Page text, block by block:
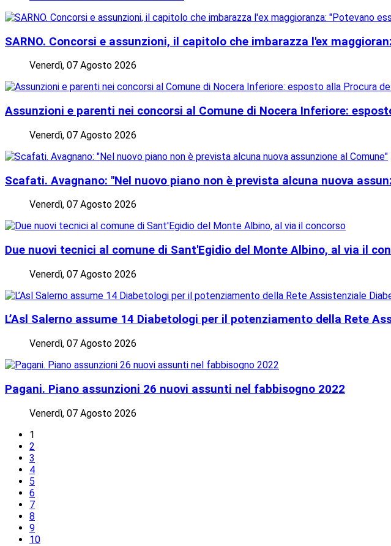
SARNO. Concorsi e assunzioni, il capitolo che imbarazza l'ex
Venerdì, 07 Agosto 2026
Assunzioni e parenti nei concorsi al Comune di Nocera Inferiore:
Venerdì, 07 Agosto 2026
Scafati. Avagnano: "Nel nuovo piano non è prevista alcuna nuova
Venerdì, 07 Agosto 2026
Due nuovi tecnici al comune di Sant'Egidio del Monte Albino, al via il
Venerdì, 07 Agosto 2026
L’Asl Salerno assume 14 Diabetologi per il potenziamento della Rete
Venerdì, 07 Agosto 2026
Pagani. Piano assunzioni 26 nuovi assunti nel fabbisogno 2022
Venerdì, 07 Agosto 2026
1
2
3
4
5
6
7
8
9
10